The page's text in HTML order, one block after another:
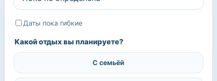
Даты пока гибкие
Какой отдых вы планируете?
С семьёй